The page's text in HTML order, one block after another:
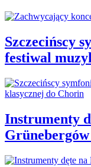
Szczecińscy
festiwal
Instrumenty